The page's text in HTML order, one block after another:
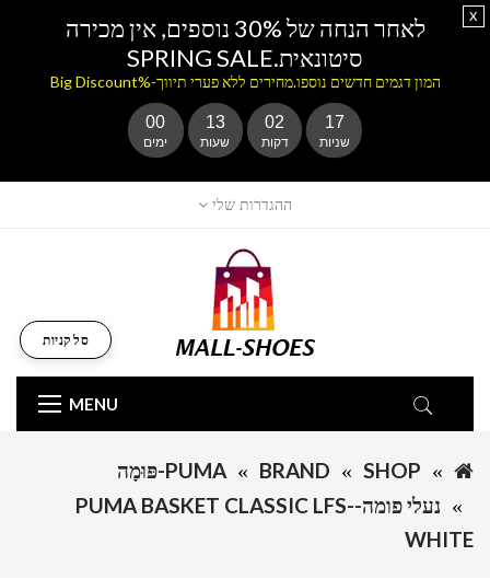
ההגדרות שלי
MENU
סל קניות
SHOP
BRAND
PUMA-פּוּמָה
נעלי פומה-PUMA BASKET CLASSIC LFS-
WHITE
לאחר הנחה של 30% נוספים, אין מכירה
סיטונאית.SPRING SALE
המון דגמים חדשים נוספו.מחירים ללא פערי תיווך-%Big Discount
00
ימים
13
שעות
02
דקות
17
שניות
x